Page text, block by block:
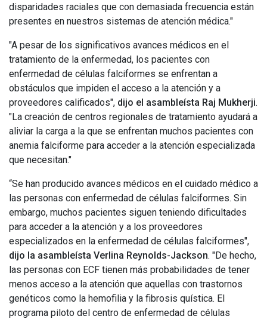
disparidades raciales que con demasiada frecuencia están
presentes en nuestros sistemas de atención médica."
"A pesar de los significativos avances médicos en el
tratamiento de la enfermedad, los pacientes con
enfermedad de células falciformes se enfrentan a
obstáculos que impiden el acceso a la atención y a
proveedores calificados", dijo el asambleísta Raj Mukherji.
"La creación de centros regionales de tratamiento ayudará a
aliviar la carga a la que se enfrentan muchos pacientes con
anemia falciforme para acceder a la atención especializada
que necesitan."
“Se han producido avances médicos en el cuidado médico a
las personas con enfermedad de células falciformes. Sin
embargo, muchos pacientes siguen teniendo dificultades
para acceder a la atención y a los proveedores
especializados en la enfermedad de células falciformes",
dijo la asambleísta Verlina Reynolds-Jackson. "De hecho,
las personas con ECF tienen más probabilidades de tener
menos acceso a la atención que aquellas con trastornos
genéticos como la hemofilia y la fibrosis quística. El
programa piloto del centro de enfermedad de células